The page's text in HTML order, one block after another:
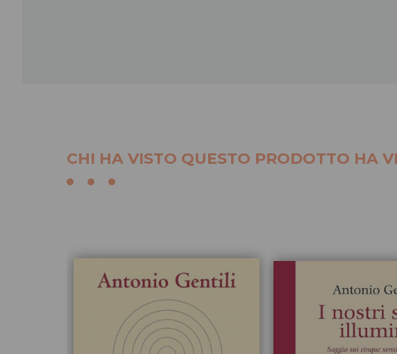
CHI HA VISTO QUESTO PRODOTTO HA